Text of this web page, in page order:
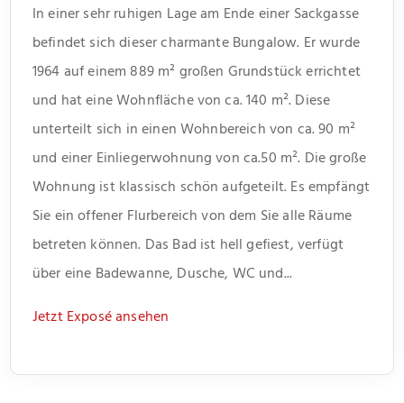
In einer sehr ruhigen Lage am Ende einer Sackgasse
befindet sich dieser charmante Bungalow. Er wurde
1964 auf einem 889 m² großen Grundstück errichtet
und hat eine Wohnfläche von ca. 140 m². Diese
unterteilt sich in einen Wohnbereich von ca. 90 m²
und einer Einliegerwohnung von ca.50 m². Die große
Wohnung ist klassisch schön aufgeteilt. Es empfängt
Sie ein offener Flurbereich von dem Sie alle Räume
betreten können. Das Bad ist hell gefiest, verfügt
über eine Badewanne, Dusche, WC und...
Jetzt Exposé ansehen